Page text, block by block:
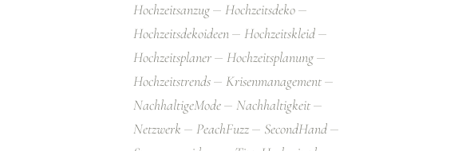
Hochzeitsanzug
Hochzeitsdeko
Hochzeitsdekoideen
Hochzeitskleid
Hochzeitsplaner
Hochzeitsplanung
Hochzeitstrends
Krisenmanagement
NachhaltigeMode
Nachhaltigkeit
Netzwerk
PeachFuzz
SecondHand